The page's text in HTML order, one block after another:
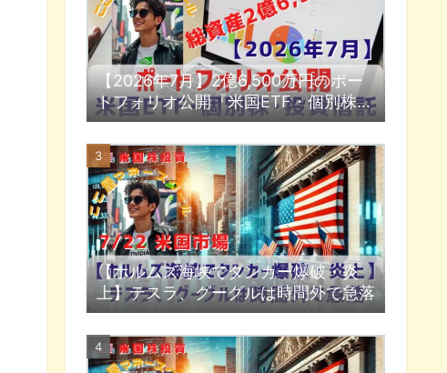
【2026年7月】2億6,500万円のポー
トフォリオ公開『米国ETF・個別株・
投資信託』
【ホルムズ海峡でタンカー爆破・炎
上】テスラ、グーグルは時間外で急落